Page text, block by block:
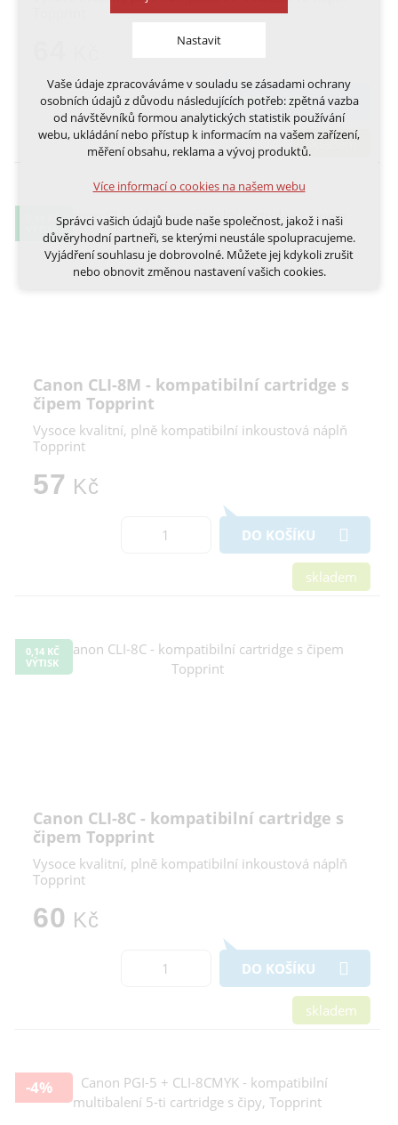
DO KOŠÍKU
skladem
0,14 KČ
VÝTISK
Canon CLI-8M - kompatibilní cartridge s
čipem Topprint
Vysoce kvalitní, plně kompatibilní inkoustová náplň
Topprint
57 Kč
DO KOŠÍKU
skladem
0,14 KČ
VÝTISK
Canon CLI-8C - kompatibilní cartridge s
čipem Topprint
Vysoce kvalitní, plně kompatibilní inkoustová náplň
Topprint
60 Kč
DO KOŠÍKU
skladem
-4%
Nastavit
Technická cookies
nutná pro provozování webu
udržení kontextu stránek (session): případná
přihlášení, volby jazyka, apod.
Volitelná cookies
analytická pro anonymizované vyhodnocení
marketingová cookies (Google, Ecomail, Sklik,
Smartsupp, Heureka)
Více informací o cookies na našem webu
Odmítnout vše
Vaše údaje zpracováváme v souladu se zásadami ochrany
osobních údajů z důvodu následujících potřeb: zpětná vazba
od návštěvníků formou analytických statistik používání
webu, ukládání nebo přístup k informacím na vašem zařízení,
měření obsahu, reklama a vývoj produktů.
Více informací o cookies na našem webu
Správci vašich údajů bude naše společnost, jakož i naši
důvěryhodní partneři, se kterými neustále spolupracujeme.
Vyjádření souhlasu je dobrovolné. Můžete jej kdykoli zrušit
nebo obnovit změnou nastavení vašich cookies.